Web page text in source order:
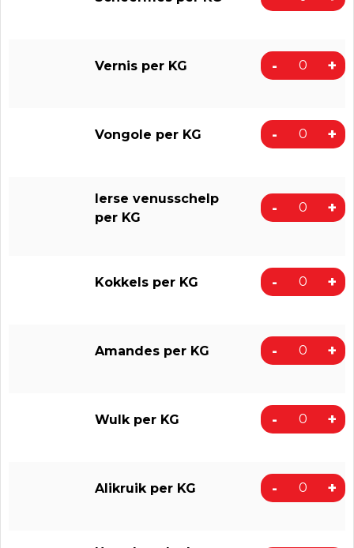
Vernis per KG - +
Vongole per KG - +
Ierse venusschelp
per KG
- +
Kokkels per KG - +
Amandes per KG - +
Wulk per KG - +
Alikruik per KG - +